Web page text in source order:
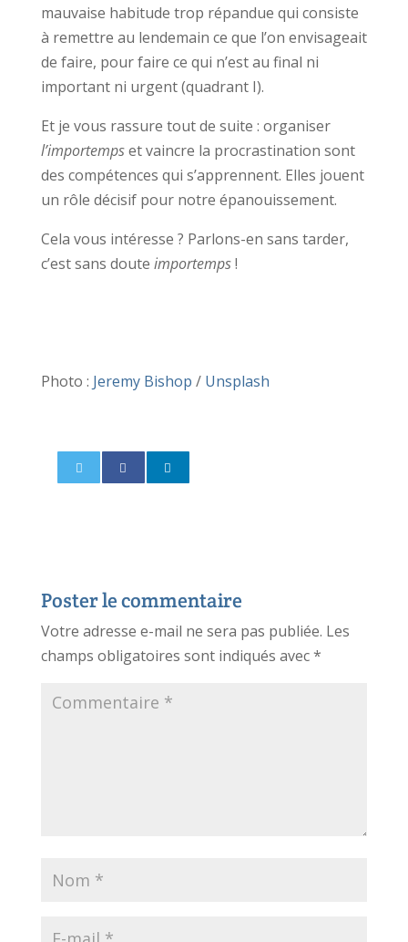
mauvaise habitude trop répandue qui consiste
à remettre au lendemain ce que l’on envisageait
de faire, pour faire ce qui n’est au final ni
important ni urgent (quadrant I).
Et je vous rassure tout de suite : organiser
l’importempset vaincre la procrastination sont
des compétences qui s’apprennent. Elles jouent
un rôle décisif pour notre épanouissement.
Cela vous intéresse ? Parlons-en sans tarder,
c’est sans doute importemps!
Photo : Jeremy Bishop / Unsplash
Poster le commentaire
Votre adresse e-mail ne sera pas publiée. Les
champs obligatoires sont indiqués avec*